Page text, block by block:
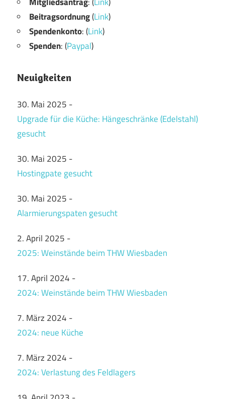
Beitragsordnung(Link)
Spendenkonto: (Link)
Spenden: (Paypal)
Neuigkeiten
30. Mai 2025 -
Upgrade für die Küche: Hängeschränke (Edelstahl)
gesucht
30. Mai 2025 -
Hostingpate gesucht
30. Mai 2025 -
Alarmierungspaten gesucht
2. April 2025 -
2025: Weinstände beim THW Wiesbaden
17. April 2024 -
2024: Weinstände beim THW Wiesbaden
7. März 2024 -
2024: neue Küche
7. März 2024 -
2024: Verlastung des Feldlagers